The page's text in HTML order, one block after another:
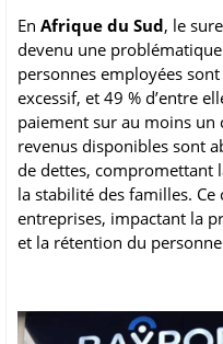
En Afrique du Sud, le
devenu une
personnes employées
excessif, et 49 % d’entre
paiement sur au moins un
revenus disponibles sont
de dettes, compromettant
la stabilité des familles.
entreprises, impactant la
et la rétention du